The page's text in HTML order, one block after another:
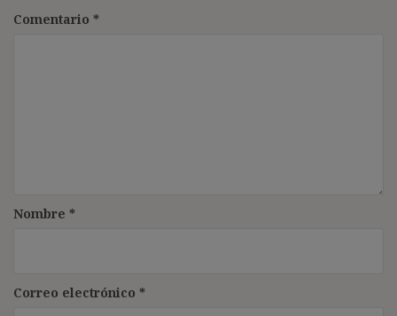
Comentario *
Nombre *
Correo electrónico *